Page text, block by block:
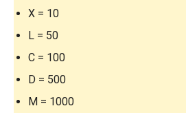
X = 10
L = 50
C = 100
D = 500
M = 1000